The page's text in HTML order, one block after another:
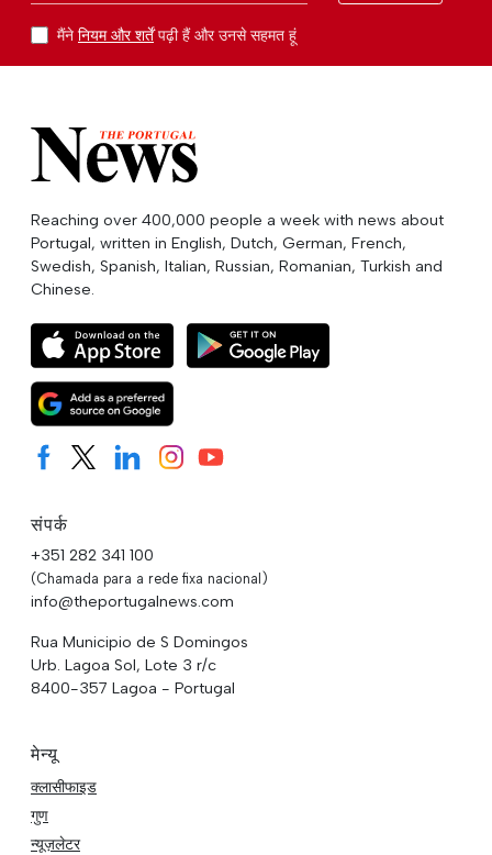
मैंने नियम और शर्तेंपढ़ी हैं और उनसे सहमत हूं
Reaching over 400,000 people a week with news about
Portugal, written in English, Dutch, German, French,
Swedish, Spanish, Italian, Russian, Romanian, Turkish and
Chinese.
संपर्क
+351 282 341 100
(Chamada para a rede fixa nacional)
info@theportugalnews.com
Rua Municipio de S Domingos
Urb. Lagoa Sol, Lote 3 r/c
8400-357 Lagoa - Portugal
मेन्यू
क्लासीफाइड
गुण
न्यूज़लेटर